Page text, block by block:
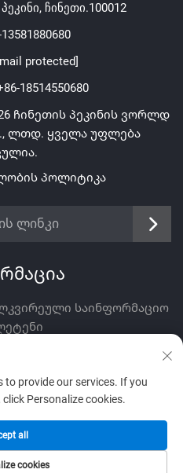
ჩინეთი.100012
protected]
18514550680
ჩინეთის პეკინის ვორლდ
ლთდ. ყველა უფლება
პოლიტიკა
ლინკი
საინფორმაციო
to provide our services. If you
Personalize cookies.
cookies
all